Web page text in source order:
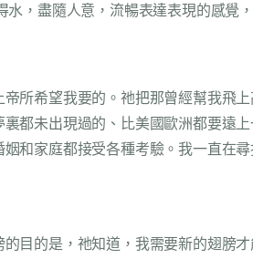
，盡隨人意，流暢表達表現的感覺
所希望我要的。祂把那曾經幫我飛
都未出現過的、比美國歐洲都要遠
和家庭都接受各種考驗。我一直在
目的是，祂知道，我需要新的翅膀